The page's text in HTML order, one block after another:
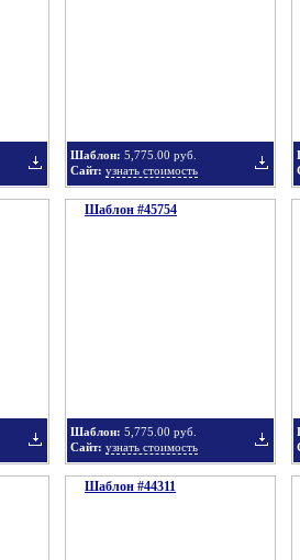
Шаблон: 5,775.00 руб.
Сайт: узнать стоимость
Шаблон #45754
Шаблон: 5,775.00 руб.
Сайт: узнать стоимость
Шаблон #44311